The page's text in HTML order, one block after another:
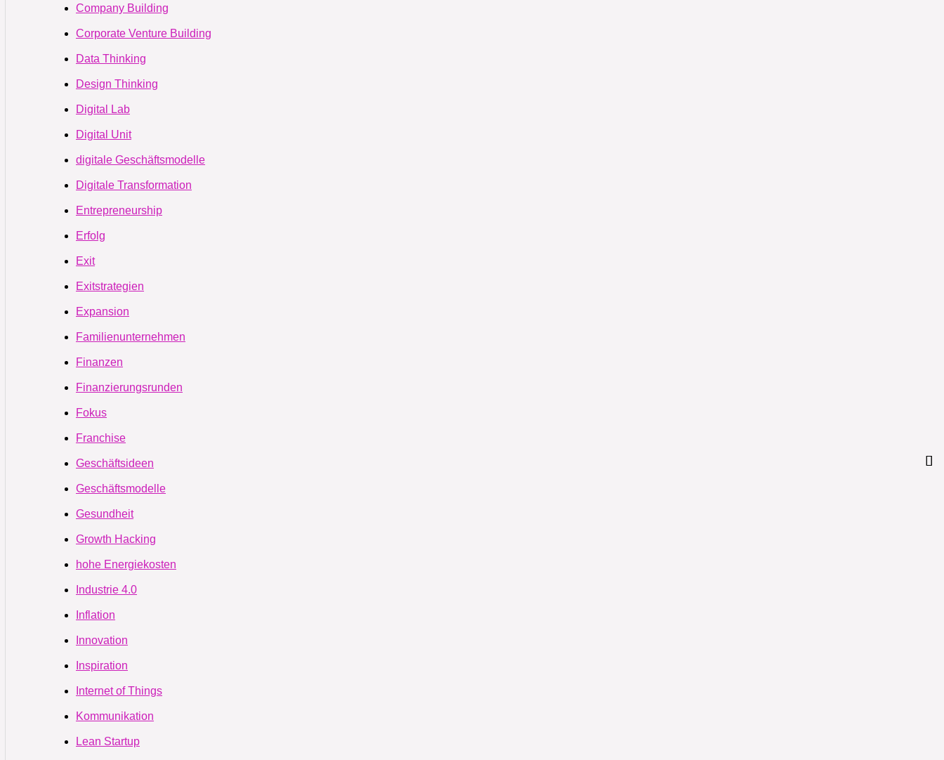
Company Building
Corporate Venture Building
Data Thinking
Design Thinking
Digital Lab
Digital Unit
digitale Geschäftsmodelle
Digitale Transformation
Entrepreneurship
Erfolg
Exit
Exitstrategien
Expansion
Familienunternehmen
Finanzen
Finanzierungsrunden
Fokus
Franchise
Geschäftsideen
Geschäftsmodelle
Gesundheit
Growth Hacking
hohe Energiekosten
Industrie 4.0
Inflation
Innovation
Inspiration
Internet of Things
Kommunikation
Lean Startup